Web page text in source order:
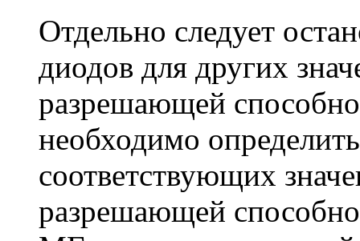
Отдельно следует
диодов для других
разрешающей
необходимо
соответствующих
разрешающей